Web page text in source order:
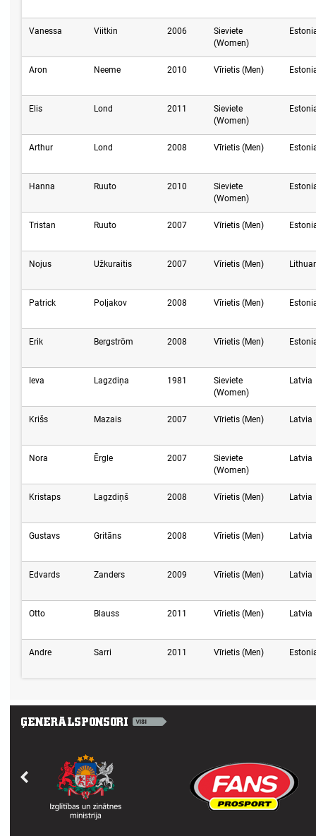
Vanessa Viitkin 2006
Sieviete
(Women)
Aron Neeme 2010 Vīrietis (Men)
Elis Lond 2011
Sieviete
(Women)
Arthur Lond 2008 Vīrietis (Men)
Hanna Ruuto 2010
Sieviete
(Women)
Tristan Ruuto 2007 Vīrietis (Men)
Nojus Užkuraitis 2007 Vīrietis (Men)
Patrick Poljakov 2008 Vīrietis (Men)
Erik Bergström 2008 Vīrietis (Men)
Ieva Lagzdiņa 1981
Sieviete
(Women)
Latvia
Krišs Mazais 2007 Vīrietis (Men) Latvia
Nora Ērgle 2007
Sieviete
(Women)
Latvia
Kristaps Lagzdiņš 2008 Vīrietis (Men) Latvia
Gustavs Gritāns 2008 Vīrietis (Men) Latvia
Edvards Zanders 2009 Vīrietis (Men) Latvia
Otto Blauss 2011 Vīrietis (Men) Latvia
Andre Sarri 2011 Vīrietis (Men)